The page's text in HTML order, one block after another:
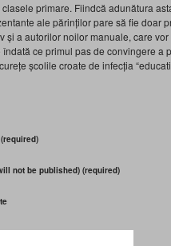
primare. Fiindcă adunătura
ale părinților pare să fie doar
și a autorilor noilor manuale, care
ce primul pas de convingere a
școlile croate de infecția
not be published) (required)